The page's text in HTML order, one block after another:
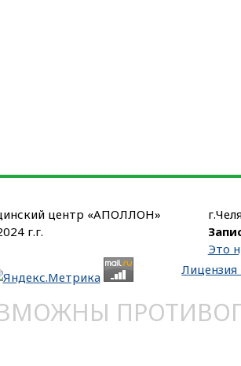
центр «АПОЛЛОН»
г.г.
Это